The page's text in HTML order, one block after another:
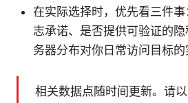
在实际选择时，优先看三件
志承诺、是否提供可验证的
务器分布对你日常访问目标的
相关数据点随时间更新。请